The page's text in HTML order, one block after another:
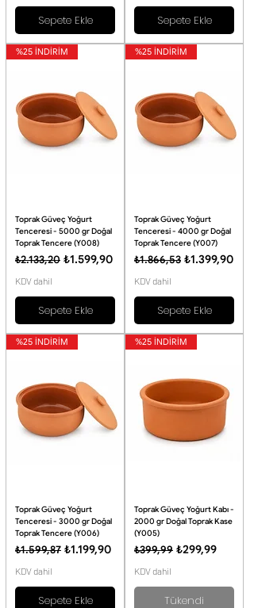
Sepete Ekle Sepete Ekle
%25 İNDİRİM
Toprak Güveç Yoğurt
Tenceresi - 5000 gr Doğal
Toprak Tencere (Y008)
Normal Fiyat
₺2.133,20 İndirimli Fiyat
₺1.599,90
KDV dahil
Sepete Ekle
%25 İNDİRİM
Toprak Güveç Yoğurt
Tenceresi - 4000 gr Doğal
Toprak Tencere (Y007)
Normal Fiyat
₺1.866,53 İndirimli Fiyat
₺1.399,90
KDV dahil
Sepete Ekle
%25 İNDİRİM
Toprak Güveç Yoğurt
Tenceresi - 3000 gr Doğal
Toprak Tencere (Y006)
Normal Fiyat
₺1.599,87 İndirimli Fiyat
₺1.199,90
KDV dahil
Sepete Ekle
%25 İNDİRİM
Toprak Güveç Yoğurt Kabı -
2000 gr Doğal Toprak Kase
(Y005)
Normal Fiyat
₺399,99 İndirimli Fiyat
₺299,99
KDV dahil
Tükendi